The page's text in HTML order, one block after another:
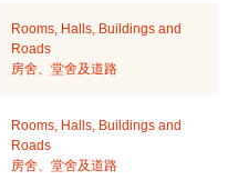
Rooms, Halls, Buildings and
Roads
房舍、堂舍及道路
Rooms, Halls, Buildings and
Roads
房舍、堂舍及道路